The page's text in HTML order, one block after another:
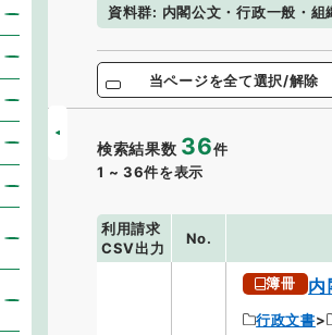
資料群: 内閣公文・行政一般・
当ページを全て選択/解除
検索結果数 36件
1 ~ 36件を表示
利用請求
CSV出力
No.
簿冊 内
行政文書